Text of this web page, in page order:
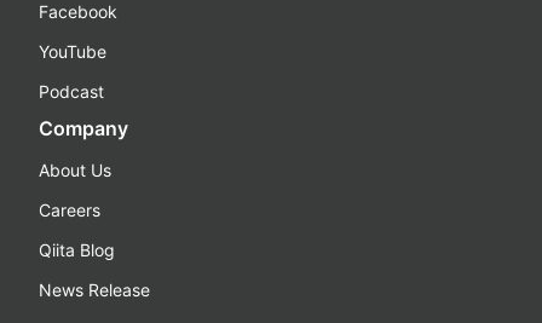
Facebook
YouTube
Podcast
Company
About Us
Careers
Qiita Blog
News Release